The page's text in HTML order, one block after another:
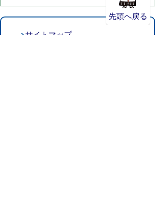
先頭へ戻る
サイトマップ